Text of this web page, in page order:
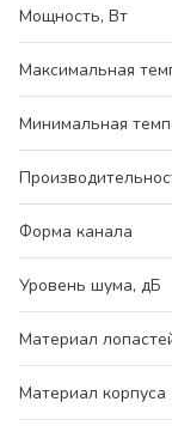
Мощность, Вт
Максимальная
Минимальная
Форма канала
Уровень шума, дБ
Материал
Материал корпуса